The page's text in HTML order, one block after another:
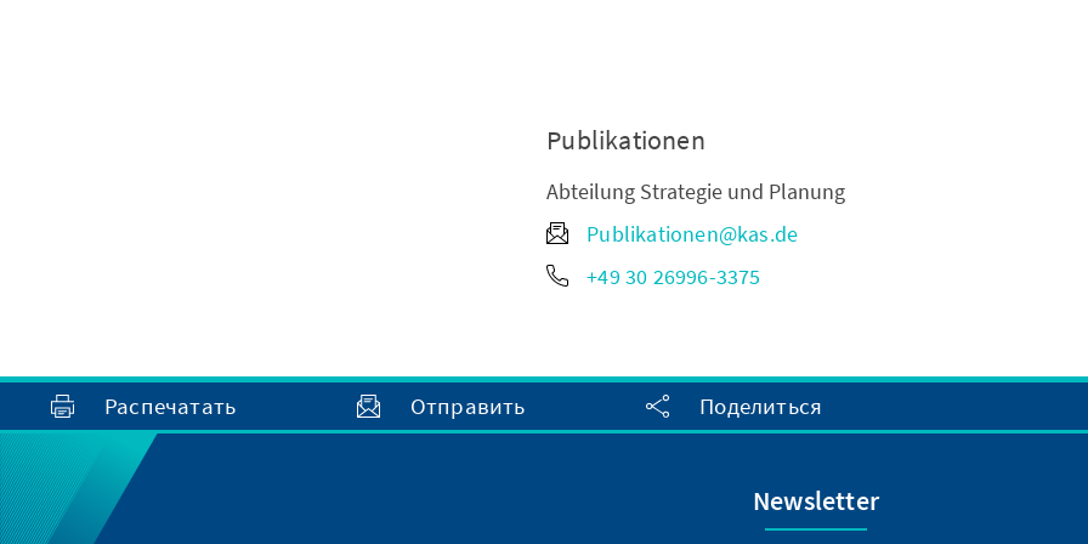
Publikationen
Abteilung Strategie und Planung
Publikationen@kas.de
+49 30 26996-3375
Распечатать Отправить Поделиться
Newsletter